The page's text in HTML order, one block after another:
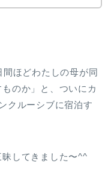
ほどわたしの母が同
のか」と、ついにカ
クルーシブに宿泊す
してきました〜^^